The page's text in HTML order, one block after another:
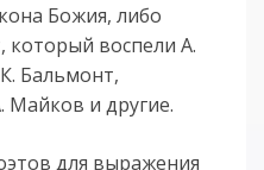
Божия, либо
который воспели А.
Бальмонт,
Майков и другие.
для выражения